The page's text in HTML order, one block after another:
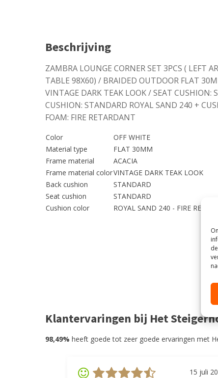
Beschrijving
ZAMBRA LOUNGE CORNER SET 3PCS ( LEFT
TABLE 98X60) / BRAIDED OUTDOOR FLAT
VINTAGE DARK TEAK LOOK / SEAT CUSHION:
CUSHION: STANDARD ROYAL SAND 240 +
FOAM: FIRE RETARDANT
Color
OFF WHITE
Material type
FLAT 30MM
Frame material
ACACIA
Frame material colorVINTAGE DARK TEAK LOOK
Back cushion
STANDARD
Seat cushion
STANDARD
Cushion color
ROYAL SAND 240 - FIRE
Klantervaringen bij Het
98,49% heeft goede tot zeer goede ervaringen met
15 juli